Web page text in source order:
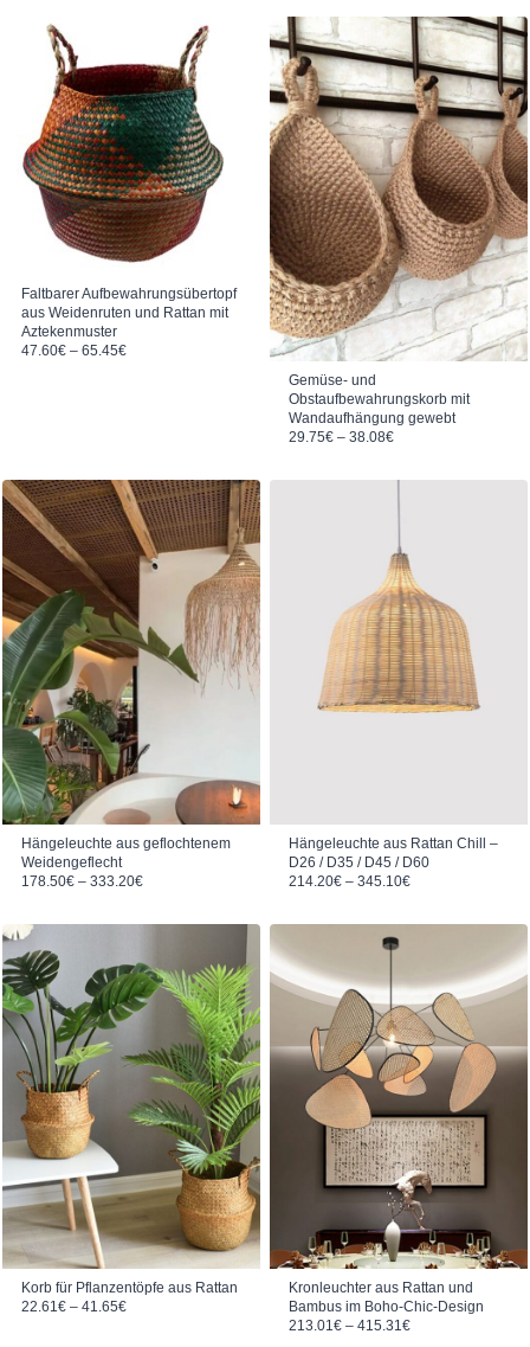
von 5
Faltbarer Aufbewahrungsübertopf
aus Weidenruten und Rattan mit
Aztekenmuster
47.60€ – 65.45€Preisspanne: 47.60€ bis 65.45€
Gemüse- und
Obstaufbewahrungskorb mit
Wandaufhängung gewebt
29.75€ – 38.08€Preisspanne: 29.75€ bis 38.08€
Hängeleuchte aus geflochtenem
Weidengeflecht
178.50€ – 333.20€Preisspanne: 178.50€ bis 333.20€
Hängeleuchte aus Rattan Chill –
D26 / D35 / D45 / D60
214.20€ – 345.10€Preisspanne: 214.20€ bis 345.10€
Korb für Pflanzentöpfe aus Rattan
22.61€ – 41.65€Preisspanne: 22.61€ bis 41.65€
Kronleuchter aus Rattan und
Bambus im Boho-Chic-Design
213.01€ – 415.31€Preisspanne: 213.01€ bis 415.31€